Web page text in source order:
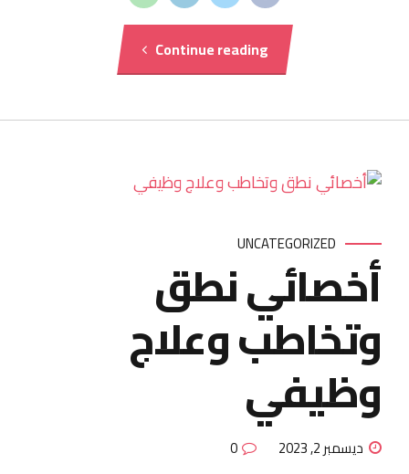
Continue reading
UNCATEGORIZED
أخصائي نطق
وتخاطب وعلاج
وظيفي
ديسمبر 2, 2023 0